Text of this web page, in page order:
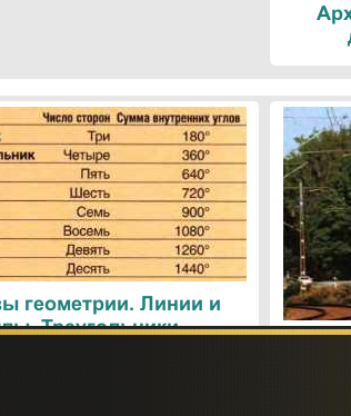
геометрии. Линии и
Треугольники